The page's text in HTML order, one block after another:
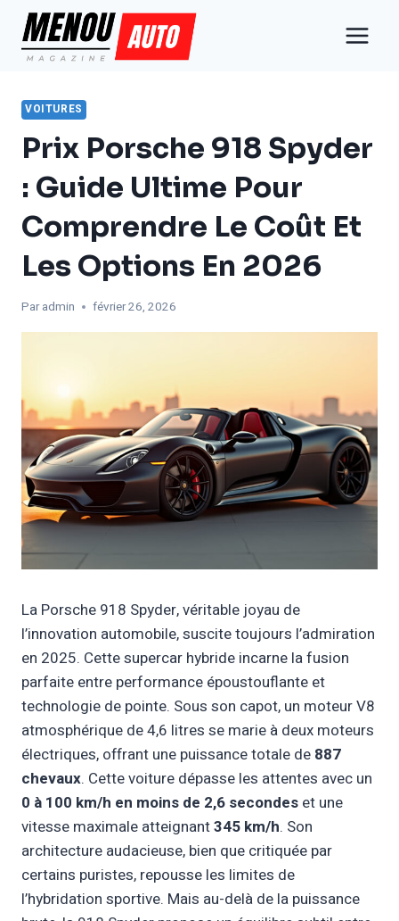
Aller
contenu
VOITURES
Prix Porsche 918 Spyder
: Guide Ultime Pour
Comprendre Le Coût Et
Les Options En 2026
Par admin février 26, 2026
La Porsche 918 Spyder, véritable joyau de
l’innovation automobile, suscite toujours l’admiration
en 2025. Cette supercar hybride incarne la fusion
parfaite entre performance époustouflante et
technologie de pointe. Sous son capot, un moteur V8
atmosphérique de 4,6 litres se marie à deux moteurs
électriques, offrant une puissance totale de 887
chevaux. Cette voiture dépasse les attentes avec un
0 à 100 km/h en moins de 2,6 secondes et une
vitesse maximale atteignant345 km/h. Son
architecture audacieuse, bien que critiquée par
certains puristes, repousse les limites de
l’hybridation sportive. Mais au-delà de la puissance